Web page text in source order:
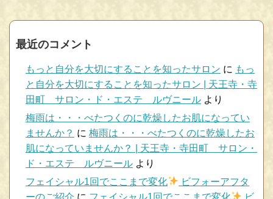
最近のコメント
もっと自分を大切にすることを知ったサロン に もっ
と自分を大切にすることを知ったサロン | 天王寺・寺
田町 サロン・ド・エステ ルヴニール より
梅雨は・・・べたつくのに乾燥したお肌になってい
ませんか？ に 梅雨は・・・べたつくのに乾燥したお
肌になっていませんか？ | 天王寺・寺田町 サロン・
ド・エステ ルヴニール より
フェイシャル1回でここまで変化
ビフォーアフタ
ーのご紹介 に フェイシャル1回でここまで変化
ビ